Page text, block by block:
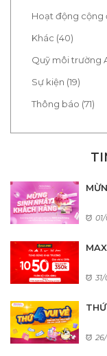
Hoạt động cộng
Khác (40)
Quỹ môi trường
Sự kiện (19)
Thông báo (71)